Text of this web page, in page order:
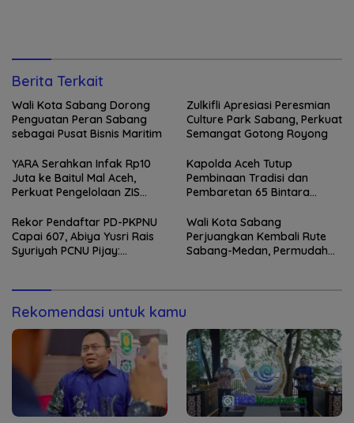
Berita Terkait
Wali Kota Sabang Dorong
Penguatan Peran Sabang
sebagai Pusat Bisnis Maritim
Zulkifli Apresiasi Peresmian
Culture Park Sabang, Perkuat
Semangat Gotong Royong
YARA Serahkan Infak Rp10
Juta ke Baitul Mal Aceh,
Perkuat Pengelolaan ZIS
Kapolda Aceh Tutup
Pembinaan Tradisi dan
Pembaretan 65 Bintara
Rekor Pendaftar PD-PKPNU
Capai 607, Abiya Yusri Rais
Syuriyah PCNU Pijay:
Wali Kota Sabang
Perjuangkan Kembali Rute
Sabang-Medan, Permudah
Rekomendasi untuk kamu